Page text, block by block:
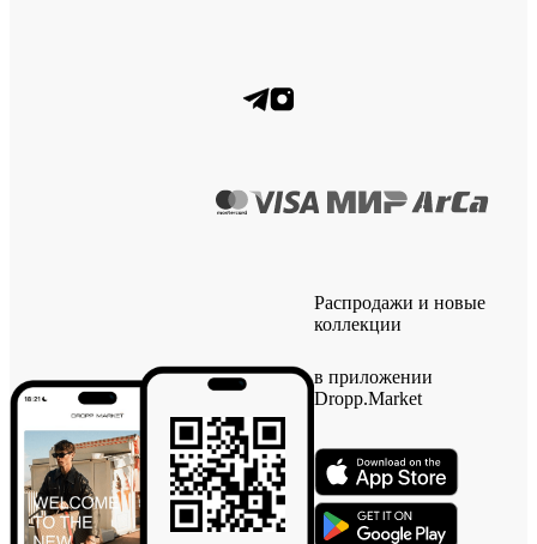
Распродажи и новые
коллекции
в приложении
Dropp.Market